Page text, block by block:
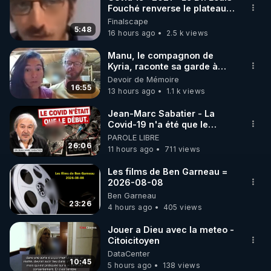
🌱 INSTAGRAM
https://www.instagram.com/rdlr_thierrycasasnovas/
http://rgnr.li/instagram
🌱 LA NEWSLETTER
Pour ne pas rater l’actualité RGNR (stages,
http://rgnr.li/news
🌱 VIDÉOS NON CENSURÉES SUR ODYSEE
Toutes les vidéos Youtube sont aussi sur la
http://rgnr.li/odysee
🌱 LES STAGES EN PRÉSENTIEL
http://rgnr.li/stages
5:48
Fouché renverse le plateau
de CNews !
Finalscape
16 hours ago
2.5 k views
16:55
Manu, le compagnon de
Kyria, raconte sa garde à
vue musclée. PARTAGEZ!
Devoir de Mémoire
13 hours ago
1.1 k views
26:06
Jean-Marc Sabatier - La
Covid-19 n'a été que le
début - L'ARNm & l'ARNm-aa
jusqu où auront-t-il ?
PAROLE LIBRE
11 hours ago
711 views
23:26
Les films de Ben Garneau =
2026-08-08
Ben Garneau
4 hours ago
405 views
10:45
Jouer a Dieu avec la meteo -
Citoicitoyen
DataCenter
5 hours ago
138 views